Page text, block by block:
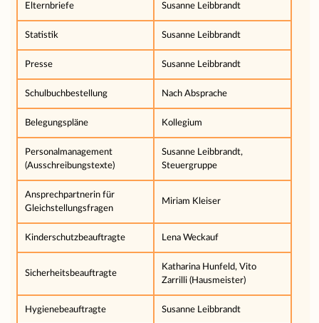
Elternbriefe Susanne Leibbrandt
Statistik Susanne Leibbrandt
Presse Susanne Leibbrandt
Schulbuchbestellung Nach Absprache
Belegungspläne Kollegium
Personalmanagement
(Ausschreibungstexte)
Susanne Leibbrandt,
Steuergruppe
Ansprechpartnerin für
Gleichstellungsfragen
Miriam Kleiser
Kinderschutzbeauftragte Lena Weckauf
Sicherheitsbeauftragte
Katharina Hunfeld, Vito
Zarrilli (Hausmeister)
Hygienebeauftragte Susanne Leibbrandt